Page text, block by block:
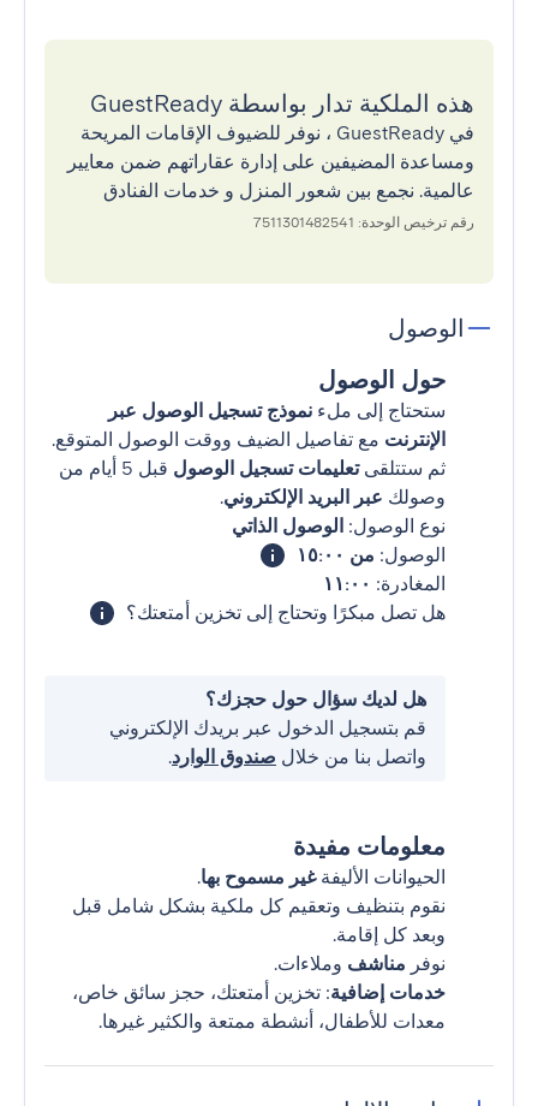
هذه الملكية تدار بواسطة GuestReady
في GuestReady ، نوفر للضيوف الإقامات المريحة
ومساعدة المضيفين على إدارة عقاراتهم ضمن معايير
عالمية. نجمع بين شعور المنزل و خدمات الفنادق
رقم ترخيص الوحدة: 7511301482541
الوصول
حول الوصول
ستحتاج إلى ملء نموذج تسجيل الوصول عبر
الإنترنت مع تفاصيل الضيف ووقت الوصول المتوقع.
ثم ستتلقىتعليمات تسجيل الوصول
قبل 5 أيام من
وصولك عبر البريد الإلكتروني.
نوع الوصول: الوصول الذاتي
الوصول: من ١٥:٠٠
المغادرة: ١١:٠٠
هل تصل مبكرًا وتحتاج إلى تخزين أمتعتك؟
هل لديك سؤال حول حجزك؟
قم بتسجيل الدخول عبر بريدك الإلكتروني
واتصل بنا من خلال صندوق الوارد.
معلومات مفيدة
الحيوانات الأليفةغير مسموح بها.
نقوم بتنظيف وتعقيم كل ملكية بشكل شامل قبل
وبعد كل إقامة.
نوفر مناشف وملاءات.
خدمات إضافية: تخزين أمتعتك، حجز سائق خاص،
معدات للأطفال، أنشطة ممتعة والكثير غيرها.